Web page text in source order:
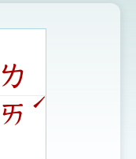
示
圖
ㄌ
ㄞˊ